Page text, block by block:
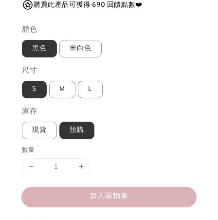
購買此產品可獲得 690 回饋點數❤️
顏色
黑色 米白色
尺寸
S M L
庫存
現貨 預購
數量
加入購物車